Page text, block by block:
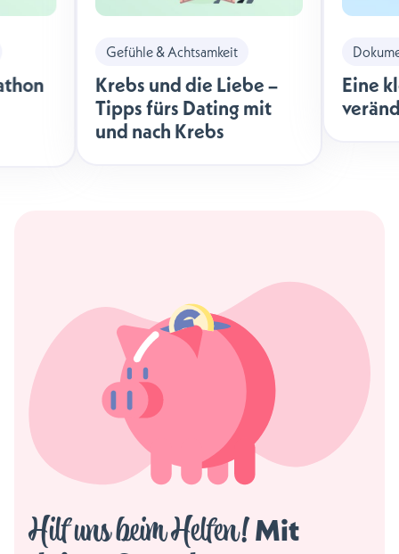
Gefühle & Achtsamkeit
Krebs und die Liebe –
Tipps fürs Dating mit
und nach Krebs
Eine
Hilf uns beim Helfen! Mit